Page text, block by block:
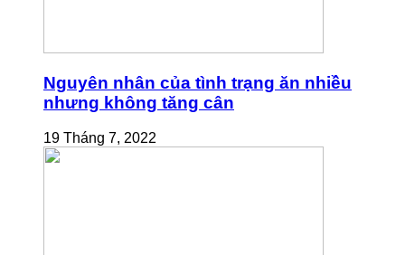
Nguyên nhân của tình trạng ăn nhiều
nhưng không tăng cân
19 Tháng 7, 2022